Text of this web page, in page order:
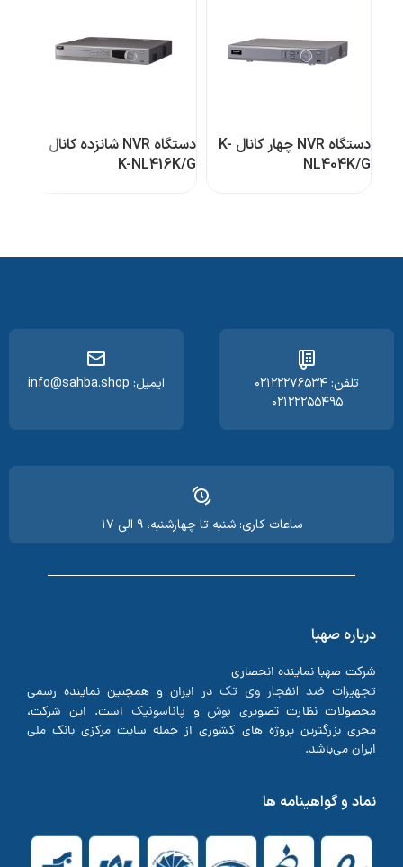
دستگاه NVR چهار کانال K-
NL404K/G
دستگاه NVR شانزده کانال
K-NL416K/G
تلفن: ۰۲۱۲۲۲۷۶۵۳۴
۰۲۱۲۲۲۵۵۴۹۵
ایمیل: info@sahba.shop
ساعات کاری: شنبه تا چهارشنبه، ۹ الی ۱۷
درباره صهبا
شرکت صهبا نماینده انحصاری
تجهیزات ضد انفجار وی تک در ایران و همچنین نماینده رسمی
محصولات نظارت تصویری بوش و پاناسونیک است. این شرکت،
مجری بزرگترین پروژه های کشوری از جمله سایت مرکزی بانک ملی
ایران می‌باشد.
نماد و گواهینامه ها